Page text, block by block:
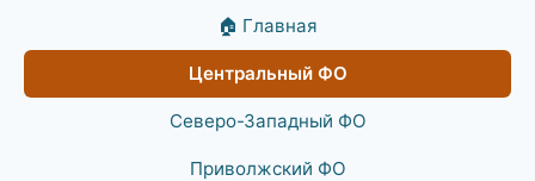
🏠 Главная
Центральный ФО
Северо-Западный ФО
Приволжский ФО